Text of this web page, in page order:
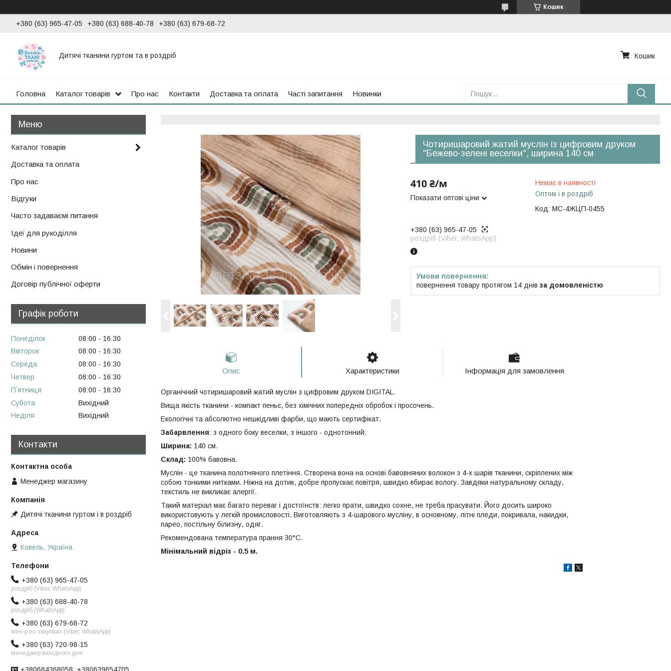
Кошик
+380 (63) 965-47-05 +380 (63) 688-40-78 +380 (63) 679-68-72
Дитячі тканини гуртом та в роздріб Кошик
Головна Каталог товарів Про нас Контакти Доставка та оплата Часті запитання Новинки
Чотиришаровий жатий муслін із цифровим друком
"Бежево-зелені веселки", ширина 140 см
410 ₴/м
Показати оптові ціни
Немає в наявності
Оптом і в роздріб
Код: МС-4ЖЦП-0455
+380 (63) 965-47-05
роздріб (Viber, WhatsApp)
повернення товару протягом 14 днів за домовленістю
Опис Характеристики Інформація для замовлення
Органічний чотиришаровий жатий муслін з цифровим друком DIGITAL.
Вища якість тканини - компакт пеньє, без хімічних попередніх обробок і просочень.
Екологічні та абсолютно нешкідливі фарби, що мають сертифікат.
Забарвлення: з одного боку веселки, з іншого - однотонний.
Ширина: 140 см.
Склад: 100% бавовна.
Муслін - це тканина полотняного плетіння. Створена вона на основі бавовняних волокон з 4-х шарів тканини, скріплених між
собою тонкими нитками. Ніжна на дотик, добре пропускає повітря, швидко вбирає вологу. Завдяки натуральному складу,
текстиль не викликає алергії.
Такий матеріал має багато переваг і достоїнств: легко прати, швидко сохне, не треба прасувати. Його досить широко
використовують у легкій промисловості. Виготовляють з 4-шарового мусліну, в основному, літні пледи, покривала, накидки,
парео, постільну білизну, одяг.
Рекомендована температура прання 30°С.
Мінімальний відріз - 0.5 м.
Каталог товарів
Доставка та оплата
Про нас
Відгуки
Часто задаваємі питання
Ідеї для рукоділля
Новини
Обмін і повернення
Договір публічної оферти
Графік роботи
Понеділок 08:00
16:30
Вівторок
08:00
16:30
Середа
08:00
16:30
Четвер
08:00
16:30
Пʼятниця
08:00
16:30
Субота
Вихідний
Неділя
Вихідний
Контакти
Менеджер магазину
Дитячі тканини гуртом і в роздріб
Ковель, Україна
+380 (63) 965-47-05
роздріб (Viber, WhatsApp)
+380 (63) 688-40-78
роздріб (WhatsApp)
+380 (63) 679-68-72
мен-р по закупках (Viber, WhatsApp)
+380 (63) 720-98-15
менеджер вихідного дня